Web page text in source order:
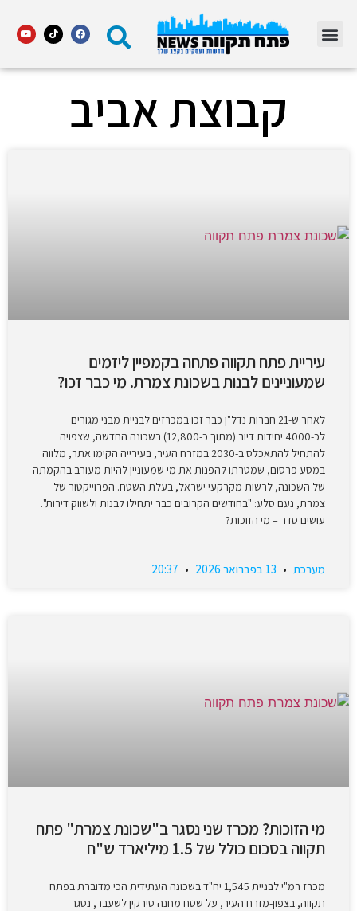
קבוצת אביב
עיריית פתח תקווה פתחה בקמפיין ליזמים
שמעוניינים לבנות בשכונת צמרת. מי כבר זכו?
לאחר ש-21 חברות נדל"ן כבר זכו במכרזים לבניית מבני מגורים
לכ-4000 יחידות דיור (מתוך כ-12,800) בשכונה החדשה, שצפויה
להתחיל להתאכלס ב-2030 במזרח העיר, בעירייה הקימו אתר, מלווה
במסע פרסום, שמטרתו להפנות את מי שמעוניין להיות מעורב בהקמתה
של השכונה, לרשות מקרקעי ישראל, בעלת השטח. הפרוייקטור של
צמרת, נעם סלע: "בחודשים הקרובים כבר יתחילו לבנות ולשווק דירות".
עושים סדר – מי הזוכות?
מערכת
מי הזוכות? מכרז שני נסגר ב"שכונת צמרת" פתח
תקווה בסכום כולל של 1.5 מיליארד ש"ח
מכרז רמ"י לבניית 1,545 יח"ד בשכונה העתידית הכי מדוברת בפתח
תקווה, בצפון-מזרח העיר, על שטח מחנה סירקין לשעבר, נסגר